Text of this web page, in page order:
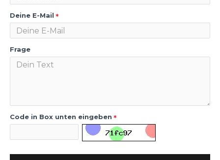
Deine E-Mail
Frage
Code in Box unten eingeben